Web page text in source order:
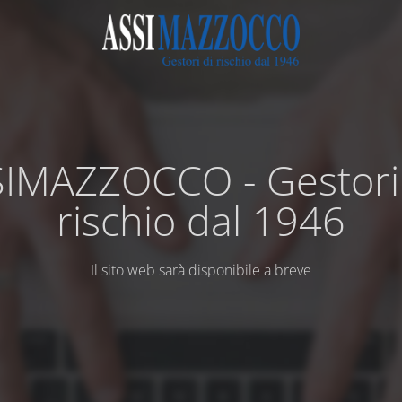
-
rischio dal 1946
Il sito web sarà disponibile a breve